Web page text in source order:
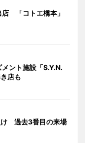
店 「コトエ橋本」
ント施設「S.Y.N.
店も
け 過去3番目の来場